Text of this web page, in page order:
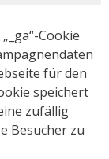
Cookie
für den
speichert
zufällig
Besucher zu